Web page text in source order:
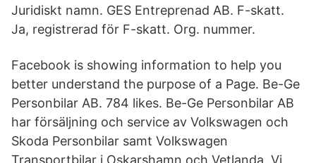
Juridiskt namn. GES Entreprenad AB. F-skatt.
Ja, registrerad för F-skatt. Org. nummer.
Facebook is showing information to help you
better understand the purpose of a Page. Be-Ge
Personbilar AB. 784 likes. Be-Ge Personbilar AB
har försäljning och service av Volkswagen och
Skoda Personbilar samt Volkswagen
Transportbilar i Oskarshamn och Vetlanda. Vi